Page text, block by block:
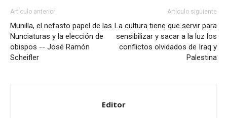
Artículo anterior
Munilla, el nefasto papel de las
Nunciaturas y la elección de
obispos -- José Ramón
Scheifler
Artículo siguiente
La cultura tiene que servir para
sensibilizar y sacar a la luz los
conflictos olvidados de Iraq y
Palestina
Editor